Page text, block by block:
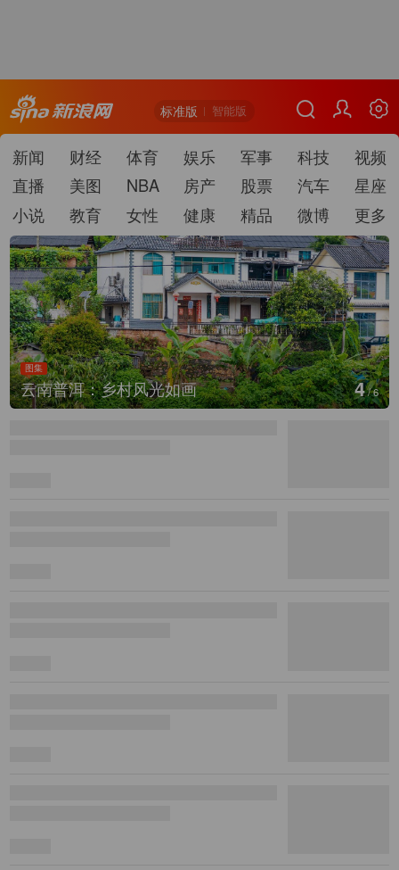
标准版 智能版
新闻 财经 体育 娱乐 军事 科技
视频
直播
美图 NBA 房产 股票 汽车
星座
小说
教育 女性 健康 精品 微博 更多
图集
云南普洱：乡村风光如画 5/6